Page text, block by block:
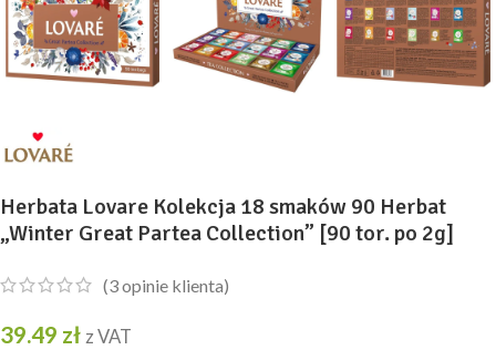
Herbata Lovare Kolekcja 18 smaków 90 Herbat
„Winter Great Partea Collection” [90 tor. po 2g]
(3opinie klienta)
39.49 zł z VAT